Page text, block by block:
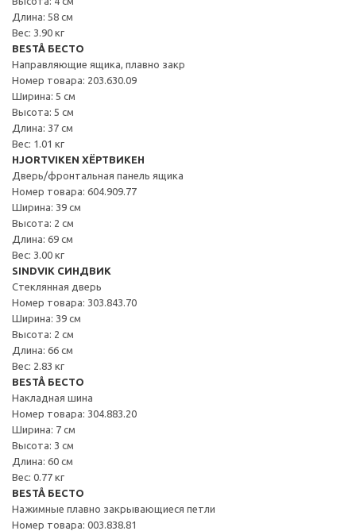
Длина: 58 см
Вес: 3.90 кг
BESTÅ БЕСТО
Направляющие ящика, плавно закр
Номер товара: 203.630.09
Ширина: 5 см
Высота: 5 см
Длина: 37 см
Вес: 1.01 кг
HJORTVIKEN ХЁРТВИКЕН
Дверь/фронтальная панель ящика
Номер товара: 604.909.77
Ширина: 39 см
Высота: 2 см
Длина: 69 см
Вес: 3.00 кг
SINDVIK СИНДВИК
Стеклянная дверь
Номер товара: 303.843.70
Ширина: 39 см
Высота: 2 см
Длина: 66 см
Вес: 2.83 кг
BESTÅ БЕСТО
Накладная шина
Номер товара: 304.883.20
Ширина: 7 см
Высота: 3 см
Длина: 60 см
Вес: 0.77 кг
BESTÅ БЕСТО
Нажимные плавно закрывающиеся петли
Номер товара: 003.838.81